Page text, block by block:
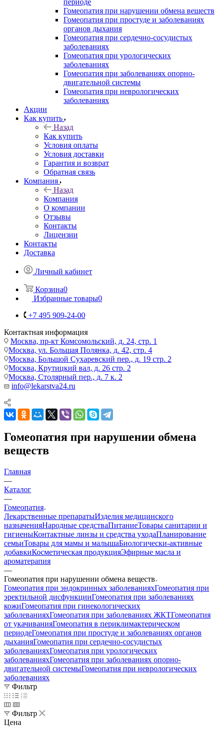
периоде
Гомеопатия при нарушении обмена веществ
Гомеопатия при простуде и заболеваниях
органов дыхания
Гомеопатия при сердечно-сосудистых
заболеваниях
Гомеопатия при урологических
заболеваниях
Гомеопатия при заболеваниях опорно-
двигательной системы
Гомеопатия при неврологических
заболеваниях
Акции
Как купить
Назад
Как купить
Условия оплаты
Условия доставки
Гарантия и возврат
Обратная связь
Компания
Назад
Компания
О компании
Отзывы
Контакты
Лицензии
Контакты
Доставка
Личный кабинет
Корзина0
Избранные товары0
+7 495 909-24-00
Контактная информация
Москва, пр-кт Комсомольский, д. 24, стр. 1
Москва, ул. Большая Полянка, д. 42, стр. 4
Москва, Большой Сухаревский пер., д. 19 стр. 2
Москва, Крутицкий вал, д. 26 стр. 2
Москва, Столярный пер., д. 7 к. 2
info@lekarstva24.ru
Гомеопатия при нарушении обмена
веществ
Главная
—
Каталог
—
Гомеопатия
Лекарственные препаратыИзделия медицинского
назначенияНародные средстваПитаниеТовары санитарии и
гигиеныКонтактные линзы и средства уходаПланирование
семьиТовары для мамы и малышаБиологически-активные
добавкиКосметическая продукцияЭфирные масла и
ароматерапия
—
Гомеопатия при нарушении обмена веществ
Гомеопатия при эндокринных заболеванияхГомеопатия при
эректильной дисфункцииГомеопатия при заболеваниях
кожиГомеопатия при гинекологических
заболеванияхГомеопатия при заболеваниях ЖКТГомеопатия
от укачиванияГомеопатия в периклимактерическом
периодеГомеопатия при простуде и заболеваниях органов
дыханияГомеопатия при сердечно-сосудистых
заболеванияхГомеопатия при урологических
заболеванияхГомеопатия при заболеваниях опорно-
двигательной системыГомеопатия при неврологических
заболеваниях
Фильтр
Фильтр
Цена